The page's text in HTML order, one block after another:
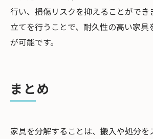
行い、損傷リスクを抑えることができ
立てを行うことで、耐久性の高い家具
が可能です。
まとめ
家具を分解することは、搬入や処分を